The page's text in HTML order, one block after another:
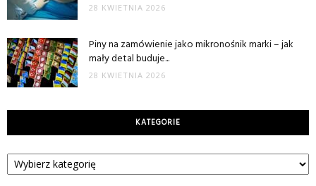
28 KWIETNIA 2026
Piny na zamówienie jako mikronośnik marki – jak
mały detal buduje...
28 KWIETNIA 2026
KATEGORIE
Kategorie